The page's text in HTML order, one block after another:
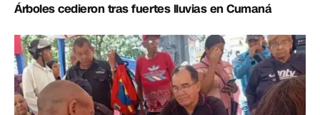
Árboles cedieron tras fuertes lluvias en Cumaná